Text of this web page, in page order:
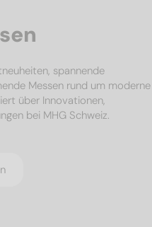
spannende
Messen rund um moderne
über Innovationen,
bei MHG Schweiz.